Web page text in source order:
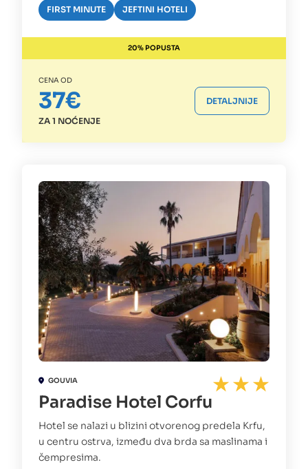
FIRST MINUTE JEFTINI HOTELI
20% POPUSTA
CENA OD
37€
ZA 1 NOĆENJE
DETALJNIJE
GOUVIA
Paradise Hotel Corfu
Hotel se nalazi u blizini otvorenog predela Krfu,
u centru ostrva, između dva brda sa maslinama i
čempresima.